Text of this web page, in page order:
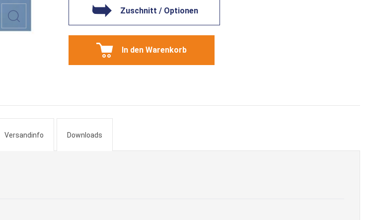
Zuschnitt / Optionen
In den Warenkorb
Versandinfo Downloads